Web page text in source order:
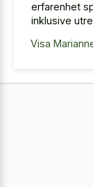
erfarenhet
inklusive
Visa